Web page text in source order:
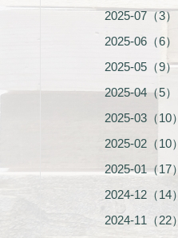
2025-07（3）
2025-06（6）
2025-05（9）
2025-04（5）
2025-03（10）
2025-02（10）
2025-01（17）
2024-12（14）
2024-11（22）